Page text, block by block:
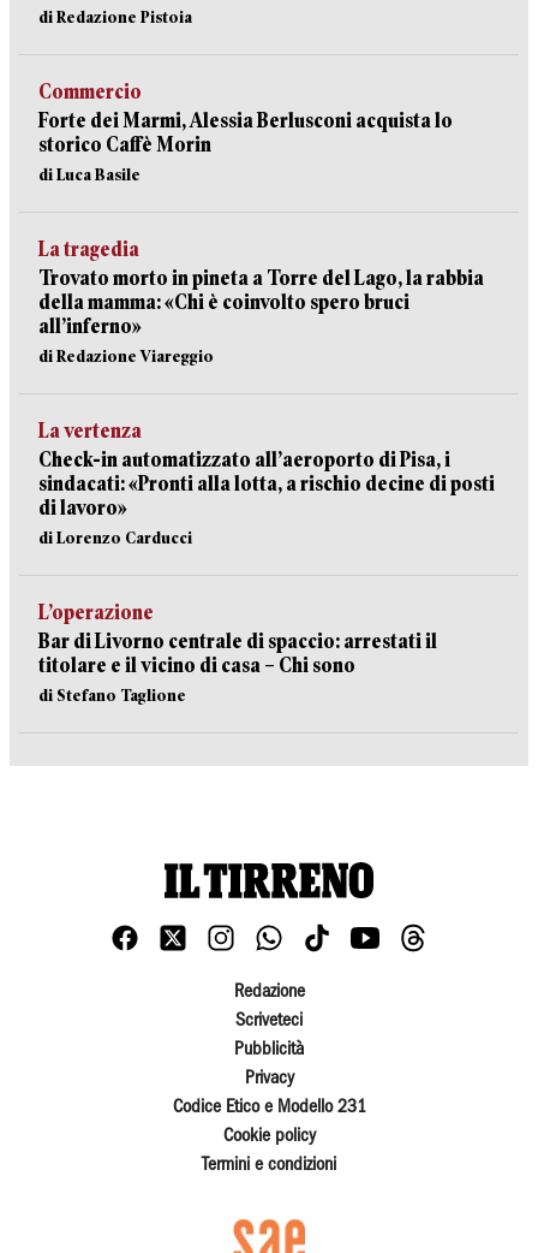
di Redazione Pistoia
Commercio
Forte dei Marmi, Alessia Berlusconi acquista lo
storico Caffè Morin
di Luca Basile
La tragedia
Trovato morto in pineta a Torre del Lago, la rabbia
della mamma: «Chi è coinvolto spero bruci
all’inferno»
di Redazione Viareggio
La vertenza
Check-in automatizzato all’aeroporto di Pisa, i
sindacati: «Pronti alla lotta, a rischio decine di posti
di lavoro»
di Lorenzo Carducci
L’operazione
Bar di Livorno centrale di spaccio: arrestati il
titolare e il vicino di casa – Chi sono
di Stefano Taglione
Redazione
Scriveteci
Pubblicità
Privacy
Codice Etico e Modello 231
Cookie policy
Termini e condizioni